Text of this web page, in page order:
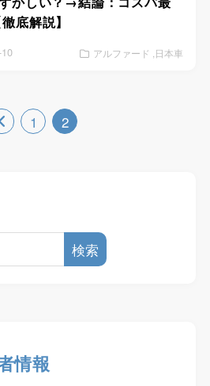
底解説】
アルファード 日本車
1 2
検索
情報